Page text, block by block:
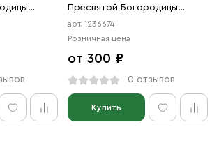
Пресвятой Богородицы
(АРТ.06674)
арт. 1236674
Розничная цена
от 300 ₽
0 отзывов
Купить